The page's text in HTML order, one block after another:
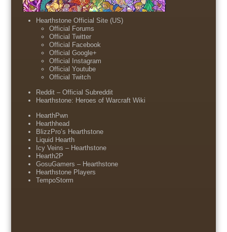
Hearthstone Official Site (US)
Official Forums
Official Twitter
Official Facebook
Official Google+
Official Instagram
Official Youtube
Official Twitch
Reddit – Official Subreddit
Hearthstone: Heroes of Warcraft Wiki
HearthPwn
Hearthhead
BlizzPro’s Hearthstone
Liquid Hearth
Icy Veins – Hearthstone
Hearth2P
GosuGamers – Hearthstone
Hearthstone Players
TempoStorm